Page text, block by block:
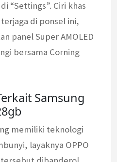
“Settings”. Ciri khas
di ponsel ini,
panel Super AMOLED
bersama Corning
Samsung
memiliki teknologi
layaknya OPPO